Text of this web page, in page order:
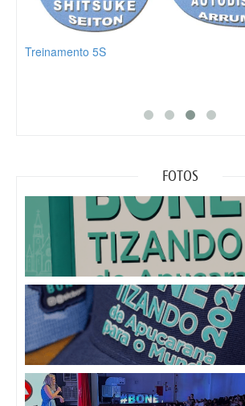
Treinamento 5S
FOTOS